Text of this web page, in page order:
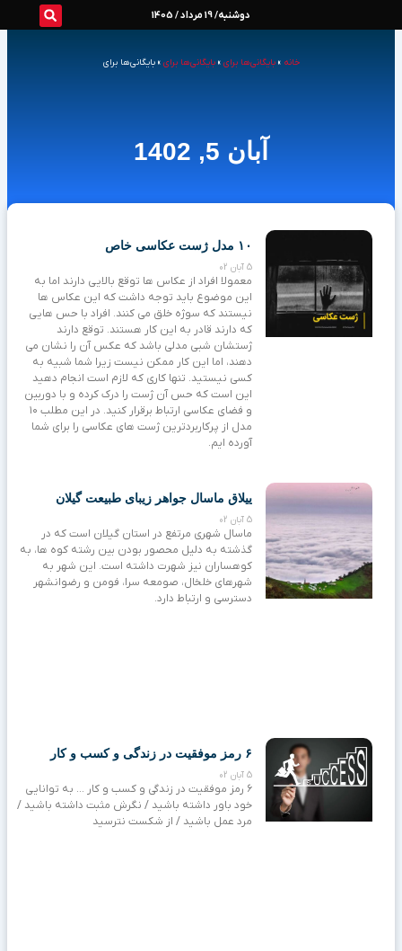
دوشنبه/ 19 مرداد / 1405
خانه »بایگانی‌ها برای »بایگانی‌ها برای »بایگانی‌ها برای
آبان 5, 1402
۱۰ مدل ژست عکاسی خاص
5 آبان 02
معمولا افراد از عکاس ها توقع بالایی دارند اما به
این موضوع باید توجه داشت که این عکاس ها
نیستند که سوژه خلق می کنند. افراد با حس هایی
که دارند قادر به این کار هستند. توقع دارند
ژستشان شبی مدلی باشد که عکس آن را نشان می
دهند، اما این کار ممکن نیست زیرا شما شبیه به
کسی نیستید. تنها کاری که لازم است انجام دهید
این است که حس آن ژست را درک کرده و با دوربین
و فضای عکاسی ارتباط برقرار کنید. در این مطلب ۱۰
مدل از پرکاربردترین ژست های عکاسی را برای شما
آورده ایم.
ییلاق ماسال جواهر زیبای طبیعت گیلان
5 آبان 02
ماسال شهری مرتفع در استان گیلان است که در
گذشته به دلیل محصور بودن بین رشته کوه ها، به
کوهساران نیز شهرت داشته است. این شهر به
شهرهای خلخال، صومعه سرا، فومن و رضوانشهر
دسترسی و ارتباط دارد.
۶ رمز موفقیت در زندگی و کسب و کار
5 آبان 02
۶ رمز موفقیت در زندگی و کسب و کار … به توانایی
خود باور داشته باشید / نگرش مثبت داشته باشید /
مرد عمل باشید / از شکست نترسید